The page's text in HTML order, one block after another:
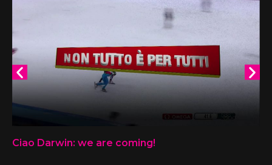
Ciao Darwin: we are coming!